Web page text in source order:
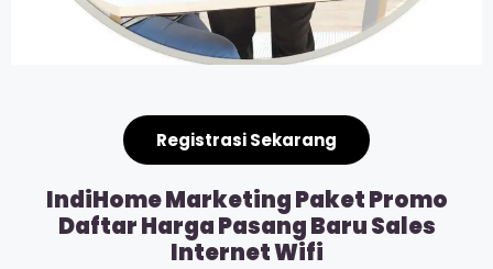
Registrasi Sekarang
IndiHome Marketing Paket Promo
Daftar Harga Pasang Baru Sales
Internet Wifi